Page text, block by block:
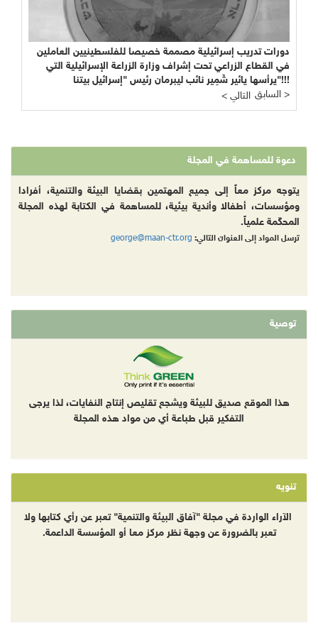
دورات تدريب إسرائيلية مصممة خصيصا للفلسطينيين العاملين
في القطاع الزراعي تحت إشراف وزارة الزراعة الإسرائيلية التي
يرأسها يائير شَمِير نائب ليبرمان رئيس "إسرائيل بيتنا"!!!
< التالي
السابق >
دعوة للمساهمة في المجلة
يتوجه مركز معاً إلى جميع المهتمين بقضايا البيئة والتنمية، أفرادا
ومؤسسات، أطفالا وأندية بيئية، للمساهمة في الكتابة لهذه المجلة
المحكّمة علمياً.
ترسل المواد إلى العنوان التالي: george@maan-ctr.org
توصية
هذا الموقع صديق للبيئة ويشجع تقليص إنتاج النفايات، لذا يرجى
التفكير قبل طباعة أي من مواد هذه المجلة
تنويه
الآراء الواردة في مجلة "آفاق البيئة والتنمية" تعبر عن رأي كتابها ولا
تعبر بالضرورة عن وجهة نظر مركز معا أو المؤسسة الداعمة.